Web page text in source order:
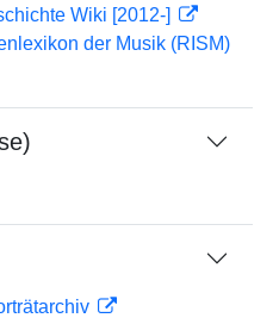
Wiki [2012-]
der Musik (RISM)